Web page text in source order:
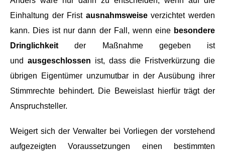
Einhaltung der Frist ausnahmsweiseverzichtet werden
kann. Dies ist nur dann der Fall, wenn eine besondere
Dringlichkeit der Maßnahme gegeben ist
und ausgeschlossen ist, dass die Fristverkürzung die
übrigen Eigentümer unzumutbar in der Ausübung ihrer
Stimmrechte behindert. Die Beweislast hierfür trägt der
Anspruchsteller.
Weigert sich der Verwalter bei Vorliegen der vorstehend
aufgezeigten Voraussetzungen einen bestimmten